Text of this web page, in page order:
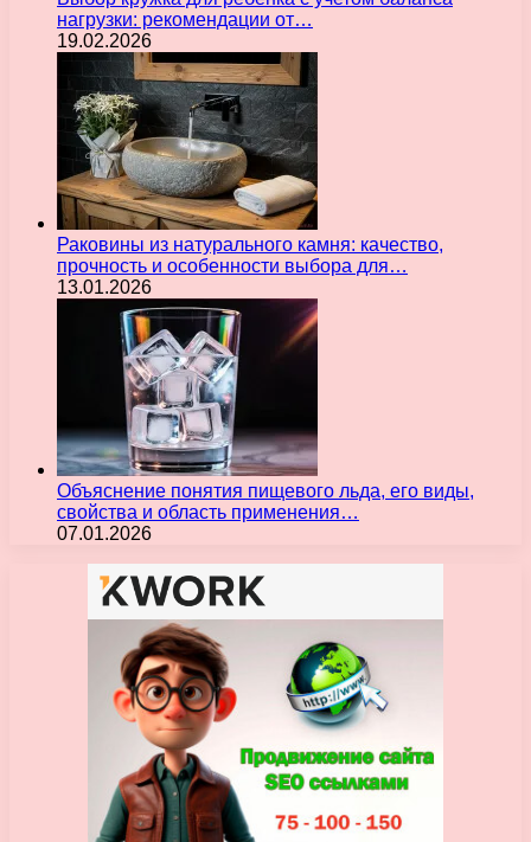
нагрузки: рекомендации от…
19.02.2026
Раковины из натурального камня: качество,
прочность и особенности выбора для…
13.01.2026
Объяснение понятия пищевого льда, его виды,
свойства и область применения…
07.01.2026